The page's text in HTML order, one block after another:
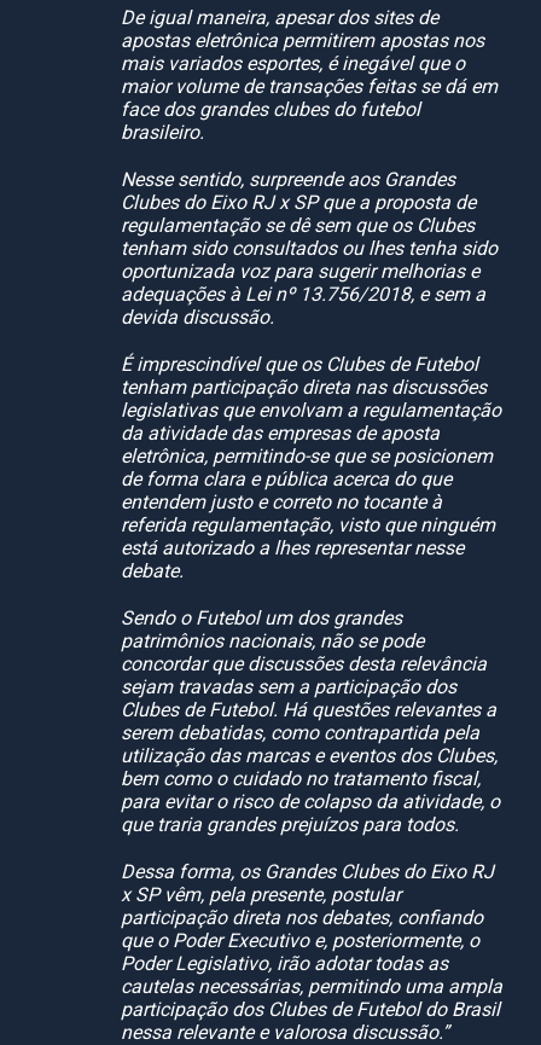
De igual maneira, apesar dos sites de
apostas eletrônica permitirem apostas nos
mais variados esportes, é inegável que o
maior volume de transações feitas se dá em
face dos grandes clubes do futebol
brasileiro.
Nesse sentido, surpreende aos Grandes
Clubes do Eixo RJ x SP que a proposta de
regulamentação se dê sem que os Clubes
tenham sido consultados ou lhes tenha sido
oportunizada voz para sugerir melhorias e
adequações à Lei nº 13.756/2018, e sem a
devida discussão.
É imprescindível que os Clubes de Futebol
tenham participação direta nas discussões
legislativas que envolvam a regulamentação
da atividade das empresas de aposta
eletrônica, permitindo-se que se posicionem
de forma clara e pública acerca do que
entendem justo e correto no tocante à
referida regulamentação, visto que ninguém
está autorizado a lhes representar nesse
debate.
Sendo o Futebol um dos grandes
patrimônios nacionais, não se pode
concordar que discussões desta relevância
sejam travadas sem a participação dos
Clubes de Futebol. Há questões relevantes a
serem debatidas, como contrapartida pela
utilização das marcas e eventos dos Clubes,
bem como o cuidado no tratamento fiscal,
para evitar o risco de colapso da atividade, o
que traria grandes prejuízos para todos.
Dessa forma, os Grandes Clubes do Eixo RJ
x SP vêm, pela presente, postular
participação direta nos debates, confiando
que o Poder Executivo e, posteriormente, o
Poder Legislativo, irão adotar todas as
cautelas necessárias, permitindo uma ampla
participação dos Clubes de Futebol do Brasil
nessa relevante e valorosa discussão.”